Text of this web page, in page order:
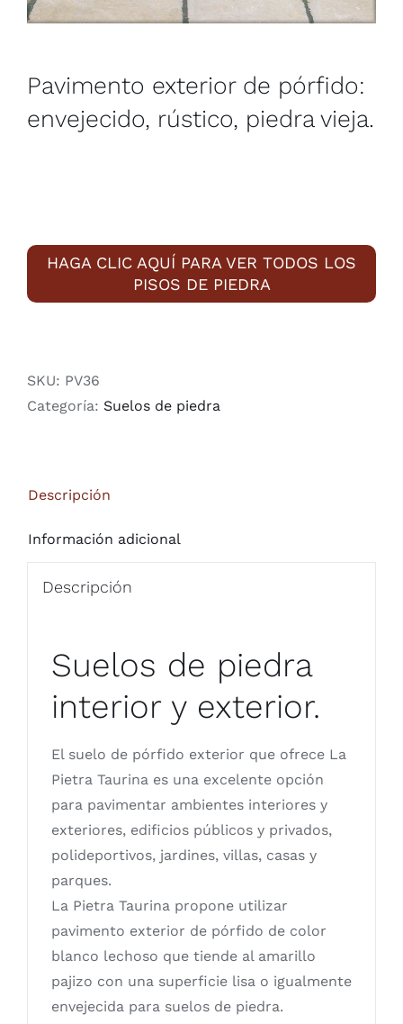
Pavimento exterior de pórfido:
envejecido, rústico, piedra vieja.
HAGA CLIC AQUÍ PARA VER TODOS LOS
PISOS DE PIEDRA
SKU: PV36
Categoría: Suelos de piedra
Descripción
Información adicional
Descripción
Suelos de piedra
interior y exterior.
El suelo de pórfido exterior que ofrece La
Pietra Taurina es una excelente opción
para pavimentar ambientes interiores y
exteriores, edificios públicos y privados,
polideportivos, jardines, villas, casas y
parques.
La Pietra Taurina propone utilizar
pavimento exterior de pórfido de color
blanco lechoso que tiende al amarillo
pajizo con una superficie lisa o igualmente
envejecida para suelos de piedra.